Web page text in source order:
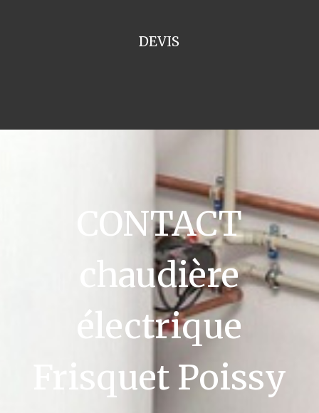
DEVIS
CONTACT
chaudière
électrique
Frisquet Poissy